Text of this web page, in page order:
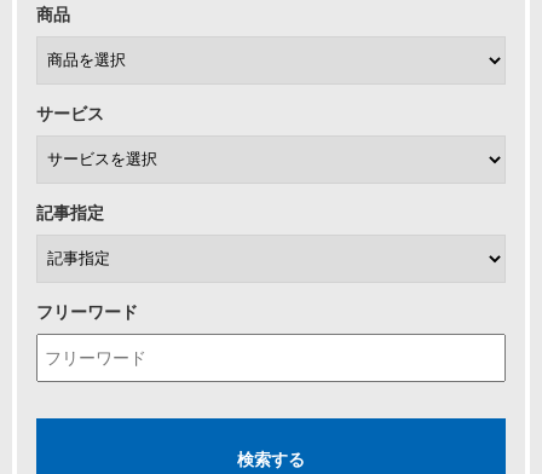
商品
サービス
記事指定
フリーワード